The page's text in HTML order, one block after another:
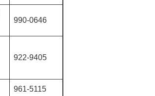
990-0646
922-9405
961-5115